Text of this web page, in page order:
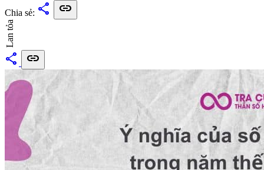
Chia sẻ: share link
Lan tỏa
share link